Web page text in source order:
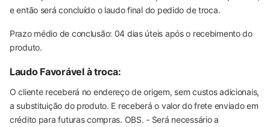
e então será concluído o laudo final do pedido de troca.
Prazo médio de conclusão: 04 dias úteis após o recebimento do
produto.
Laudo Favorável à troca:
O cliente receberá no endereço de origem, sem custos adicionais,
a substituição do produto. E receberá o valor do frete enviado em
crédito para futuras compras. OBS. - Será necessário a